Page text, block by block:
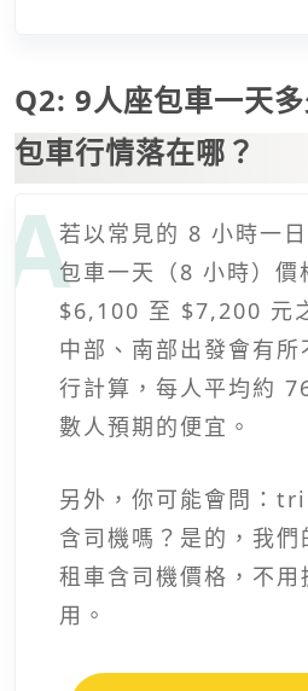
Q2: 9人座包車一天
包車行情落在哪？
若以常見的 8 小時一
包車一天（8 小時）價
$6,100 至 $7,200 元
中部、南部出發會有
行計算，每人平均約
數人預期的便宜。
另外，你可能會問：
含司機嗎？是的，我
租車含司機價格，不用
用。